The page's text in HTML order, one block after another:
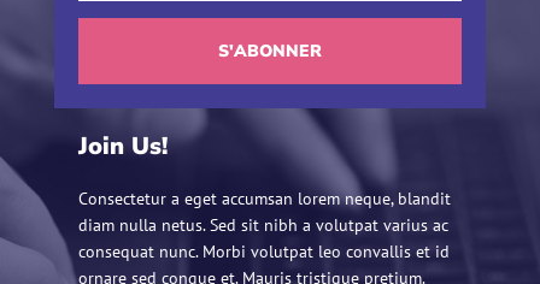
S'ABONNER
Join Us!
Consectetur a eget accumsan lorem neque, blandit
diam nulla netus. Sed sit nibh a volutpat varius ac
consequat nunc. Morbi volutpat leo convallis et id
ornare sed congue et. Mauris tristique pretium.